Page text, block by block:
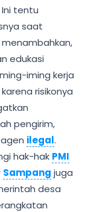
Ini tentu
saat
edukasi
iming kerja
risikonya
pengirim,
ilegal.
hak-hak PMI
Sampang juga
desa